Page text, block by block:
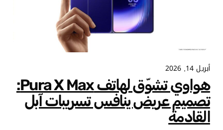
أبريل 14, 2026
هواوي تشوّق لهاتف Pura X Max:
تصميم عريض ينافس تسريبات آبل
القادمة